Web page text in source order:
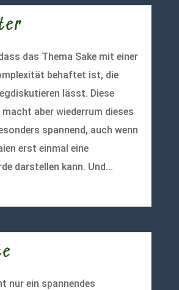
das Thema Sake mit einer
behaftet ist, die
lässt. Diese
aber wiederrum dieses
spannend, auch wenn
erst einmal eine
darstellen kann. Und...
nur ein spannendes